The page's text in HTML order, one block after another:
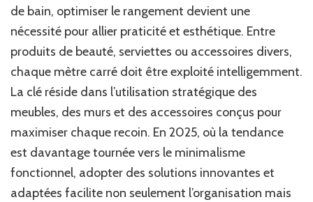
de
salle
de
de bain, optimiser le rangement devient une
nécessité pour allier praticité et esthétique. Entre
produits de beauté, serviettes ou accessoires divers,
chaque mètre carré doit être exploité intelligemment.
La clé réside dans l’utilisation stratégique des
meubles, des murs et des accessoires conçus pour
maximiser chaque recoin. En 2025, où la tendance
est davantage tournée vers le minimalisme
fonctionnel, adopter des solutions innovantes et
adaptées facilite non seulement l’organisation mais